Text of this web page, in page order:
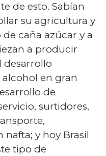
de esto. Sabían
su agricultura y
caña azúcar y a
a producir
desarrollo
en gran
de
surtidores,
y hoy Brasil
tipo de